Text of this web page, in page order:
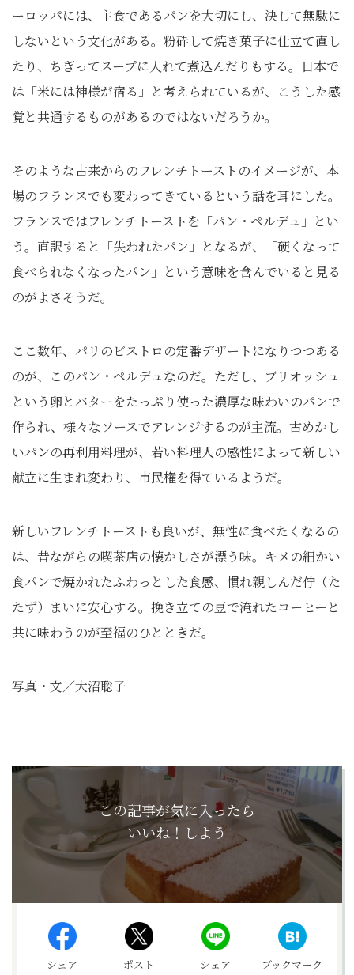
ーロッパには、主食であるパンを大切にし、決して無駄に
しないという文化がある。粉砕して焼き菓子に仕立て直し
たり、ちぎってスープに入れて煮込んだりもする。日本で
は「米には神様が宿る」と考えられているが、こうした感
覚と共通するものがあるのではないだろうか。
そのような古来からのフレンチトーストのイメージが、本
場のフランスでも変わってきているという話を耳にした。
フランスではフレンチトーストを「パン・ペルデュ」とい
う。直訳すると「失われたパン」となるが、「硬くなって
食べられなくなったパン」という意味を含んでいると見る
のがよさそうだ。
ここ数年、パリのビストロの定番デザートになりつつある
のが、このパン・ペルデュなのだ。ただし、ブリオッシュ
という卵とバターをたっぷり使った濃厚な味わいのパンで
作られ、様々なソースでアレンジするのが主流。古めかし
いパンの再利用料理が、若い料理人の感性によって新しい
献立に生まれ変わり、市民権を得ているようだ。
新しいフレンチトーストも良いが、無性に食べたくなるの
は、昔ながらの喫茶店の懐かしさが漂う味。キメの細かい
食パンで焼かれたふわっとした食感、慣れ親しんだ佇（た
たず）まいに安心する。挽き立ての豆で淹れたコーヒーと
共に味わうのが至福のひとときだ。
写真・文／大沼聡子
この記事が気に入ったら
いいね！しよう
シェア ポスト シェア ブックマーク